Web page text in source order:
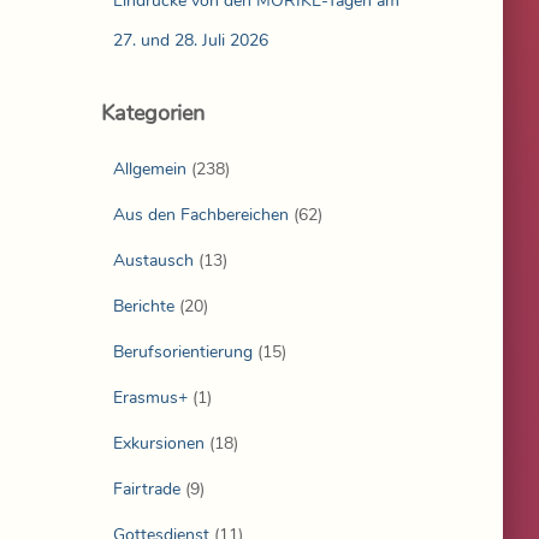
27. und 28. Juli 2026
Kategorien
Allgemein (238)
Aus den Fachbereichen (62)
Austausch (13)
Berichte(20)
Berufsorientierung(15)
Erasmus+(1)
Exkursionen (18)
Fairtrade(9)